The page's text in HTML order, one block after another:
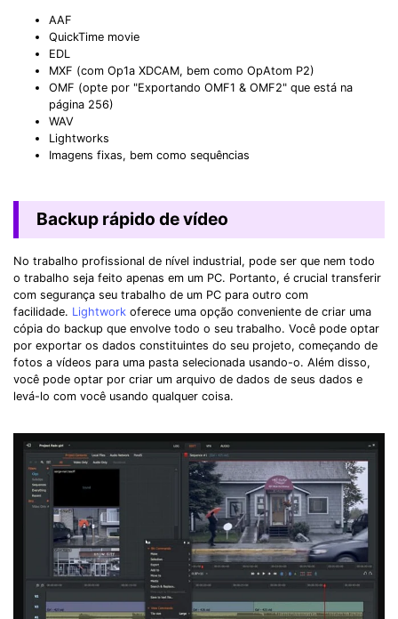
AAF
QuickTime movie
EDL
MXF (com Op1a XDCAM, bem como OpAtom P2)
OMF (opte por "Exportando OMF1 & OMF2" que está na
página 256)
WAV
Lightworks
Imagens fixas, bem como sequências
Backup rápido de vídeo
No trabalho profissional de nível industrial, pode ser que nem todo
o trabalho seja feito apenas em um PC. Portanto, é crucial transferir
com segurança seu trabalho de um PC para outro com
facilidade. Lightwork oferece uma opção conveniente de criar uma
cópia do backup que envolve todo o seu trabalho. Você pode optar
por exportar os dados constituintes do seu projeto, começando de
fotos a vídeos para uma pasta selecionada usando-o. Além disso,
você pode optar por criar um arquivo de dados de seus dados e
levá-lo com você usando qualquer coisa.
Record Like a Pro, Edit
With AI Ease.
Record. Edit. Share. All with Filmora!
Got It Try It Now